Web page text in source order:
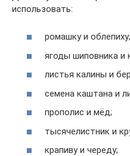
использовать:
ромашку и облепиху;
ягоды шиповника и
листья калины и
семена каштана и
прополис и мёд;
тысячелистник и
крапиву и череду;